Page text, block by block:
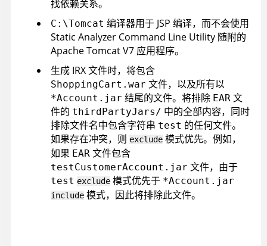
找依赖关系。
C:\Tomcat 编译器用于 JSP 编译，而不会使用
Static Analyzer Command Line Utility 随附的
Apache Tomcat V7 应用程序。
生成 IRX文件时，将包含
ShoppingCart.war 文件，以及所有以
*Account.jar 结尾的文件。将排除 EAR 文
件的 thirdPartyJars/ 中的全部内容，同时
排除文件名中包含字符串 test 的任何文件。
如果存在冲突，则 exclude 模式优先。例如，
如果 EAR 文件包含
testCustomerAccount.jar 文件，由于
test exclude 模式优先于 *Account.jar
include 模式，因此将排除此文件。